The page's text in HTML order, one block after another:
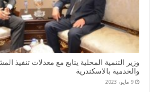
وزير التنمية المحلية يتابع مع معدلات تنفيذ
والخدمية بالاسكندرية
9 مايو، 2023